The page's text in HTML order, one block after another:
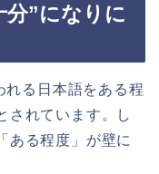
分”になりに
る日本語をある程
されています。し
ある程度」が壁に